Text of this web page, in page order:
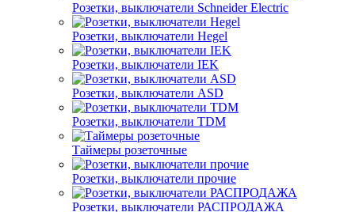
Розетки, выключатели Schneider Electric
Розетки, выключатели Hegel
Розетки, выключатели IEK
Розетки, выключатели ASD
Розетки, выключатели TDM
Таймеры розеточные
Розетки, выключатели прочие
Розетки, выключатели РАСПРОДАЖА